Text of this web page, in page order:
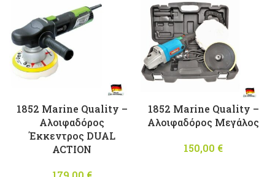
1852 Marine Quality –
Αλοιφαδόρος
Έκκεντρος DUAL
ACTION
1852 Marine Quality –
Αλοιφαδόρος Μεγάλος
150,00 €